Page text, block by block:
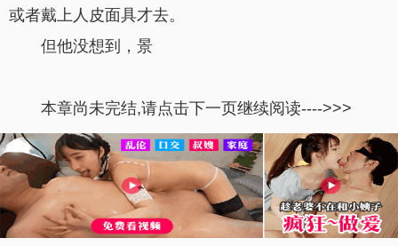
或者戴上人皮面具才去。
但他没想到，景
本章尚未完结,请点击下一页继续阅读---->>>